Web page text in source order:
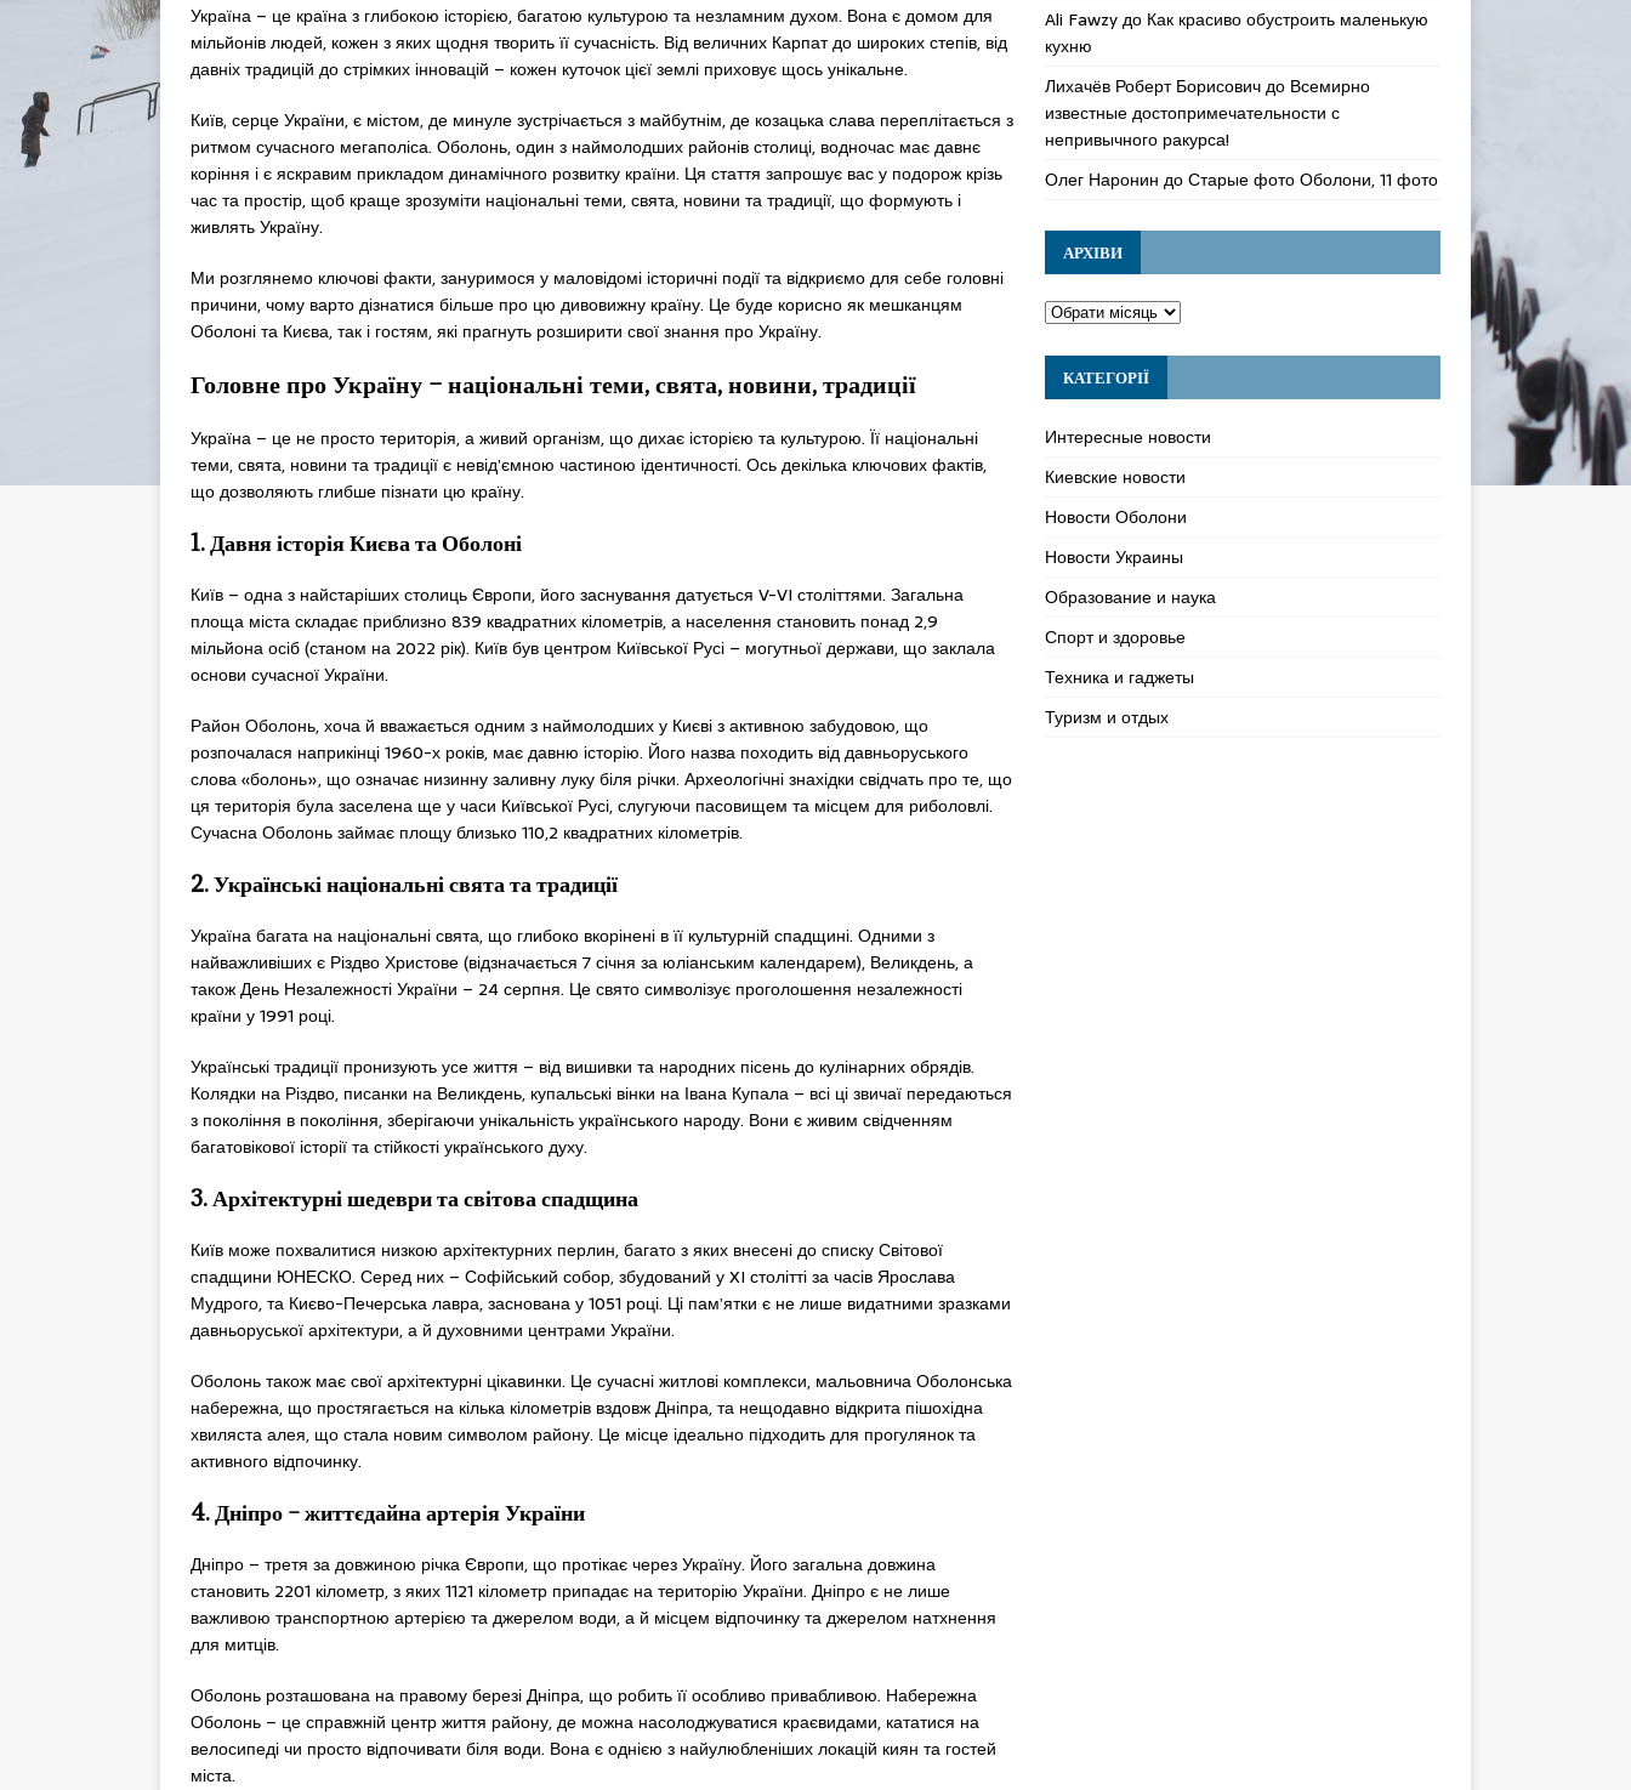
Україна – це країна з глибокою історією, багатою культурою та незламним духом. Вона є домом для
мільйонів людей, кожен з яких щодня творить її сучасність. Від величних Карпат до широких степів, від
давніх традицій до стрімких інновацій – кожен куточок цієї землі приховує щось унікальне.
Київ, серце України, є містом, де минуле зустрічається з майбутнім, де козацька слава переплітається з
ритмом сучасного мегаполіса. Оболонь, один з наймолодших районів столиці, водночас має давнє
коріння і є яскравим прикладом динамічного розвитку країни. Ця стаття запрошує вас у подорож крізь
час та простір, щоб краще зрозуміти національні теми, свята, новини та традиції, що формують і
живлять Україну.
Ми розглянемо ключові факти, зануримося у маловідомі історичні події та відкриємо для себе головні
причини, чому варто дізнатися більше про цю дивовижну країну. Це буде корисно як мешканцям
Оболоні та Києва, так і гостям, які прагнуть розширити свої знання про Україну.
Головне про Україну – національні теми, свята, новини, традиції
Україна – це не просто територія, а живий організм, що дихає історією та культурою. Її національні
теми, свята, новини та традиції є невід’ємною частиною ідентичності. Ось декілька ключових фактів,
що дозволяють глибше пізнати цю країну.
1. Давня історія Києва та Оболоні
Київ – одна з найстаріших столиць Європи, його заснування датується V-VI століттями. Загальна
площа міста складає приблизно 839 квадратних кілометрів, а населення становить понад 2,9
мільйона осіб (станом на 2022 рік). Київ був центром Київської Русі – могутньої держави, що заклала
основи сучасної України.
Район Оболонь, хоча й вважається одним з наймолодших у Києві з активною забудовою, що
розпочалася наприкінці 1960-х років, має давню історію. Його назва походить від давньоруського
слова «болонь», що означає низинну заливну луку біля річки. Археологічні знахідки свідчать про те, що
ця територія була заселена ще у часи Київської Русі, слугуючи пасовищем та місцем для риболовлі.
Сучасна Оболонь займає площу близько 110,2 квадратних кілометрів.
2. Українські національні свята та традиції
Україна багата на національні свята, що глибоко вкорінені в її культурній спадщині. Одними з
найважливіших є Різдво Христове (відзначається 7 січня за юліанським календарем), Великдень, а
також День Незалежності України – 24 серпня. Це свято символізує проголошення незалежності
країни у 1991 році.
Українські традиції пронизують усе життя – від вишивки та народних пісень до кулінарних обрядів.
Колядки на Різдво, писанки на Великдень, купальські вінки на Івана Купала – всі ці звичаї передаються
з покоління в покоління, зберігаючи унікальність українського народу. Вони є живим свідченням
багатовікової історії та стійкості українського духу.
3. Архітектурні шедеври та світова спадщина
Київ може похвалитися низкою архітектурних перлин, багато з яких внесені до списку Світової
спадщини ЮНЕСКО. Серед них – Софійський собор, збудований у XI столітті за часів Ярослава
Мудрого, та Києво-Печерська лавра, заснована у 1051 році. Ці пам’ятки є не лише видатними зразками
давньоруської архітектури, а й духовними центрами України.
Оболонь також має свої архітектурні цікавинки. Це сучасні житлові комплекси, мальовнича Оболонська
набережна, що простягається на кілька кілометрів вздовж Дніпра, та нещодавно відкрита пішохідна
хвиляста алея, що стала новим символом району. Це місце ідеально підходить для прогулянок та
активного відпочинку.
4. Дніпро – життєдайна артерія України
Дніпро – третя за довжиною річка Європи, що протікає через Україну. Його загальна довжина
становить 2201 кілометр, з яких 1121 кілометр припадає на територію України. Дніпро є не лише
важливою транспортною артерією та джерелом води, а й місцем відпочинку та джерелом натхнення
для митців.
Оболонь розташована на правому березі Дніпра, що робить її особливо привабливою. Набережна
Оболонь – це справжній центр життя району, де можна насолоджуватися краєвидами, кататися на
велосипеді чи просто відпочивати біля води. Вона є однією з найулюбленіших локацій киян та гостей
міста.
Ali Fawzyдо Как красиво обустроить маленькую
кухню
Лихачёв Роберт Борисовичдо Всемирно
известные достопримечательности с
непривычного ракурса!
Олег Наронин доСтарые фото Оболони, 11 фото
АРХІВИ
КАТЕГОРІЇ
Интересные новости
Киевские новости
Новости Оболони
Новости Украины
Образование и наука
Спорт и здоровье
Техника и гаджеты
Туризм и отдых